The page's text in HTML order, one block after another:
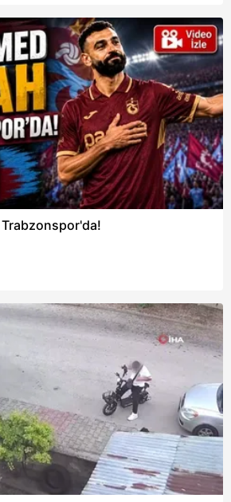
sunulması amacıyla
çerezler, sitemizin daha işlevsel
ve sizlere yönelik
yapılması, amaçlarıyla
dahilinde kullanılacaktır.
aşağıda yer alan panel
Çerezlere ilişkin detaylı bilgi
tıklayabilir,Çerez Bilgilendirme
olarak kullanılan çerezlerle ilgili bilgi